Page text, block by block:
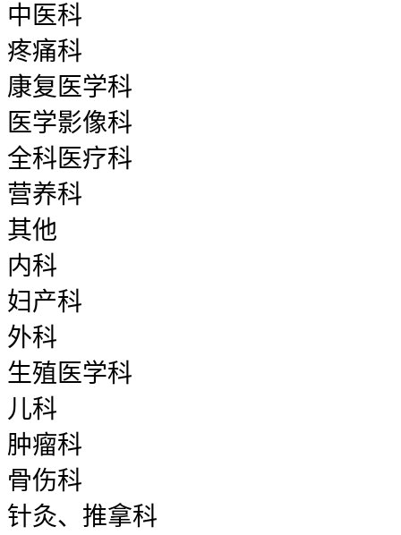
中医科
疼痛科
康复医学科
医学影像科
全科医疗科
营养科
其他
内科
妇产科
外科
生殖医学科
儿科
肿瘤科
骨伤科
针灸、推拿科